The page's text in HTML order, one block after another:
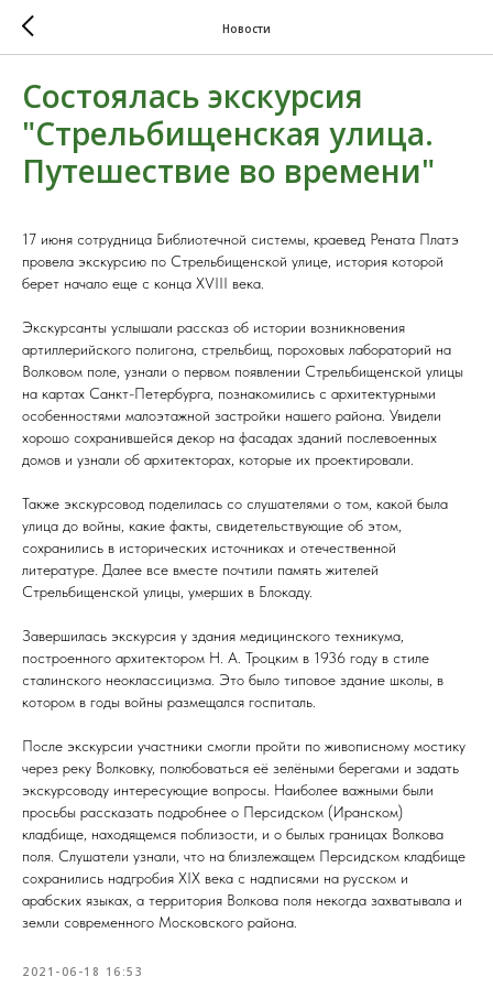
Новости
Состоялась экскурсия
"Стрельбищенская улица.
Путешествие во времени"
17 июня сотрудница Библиотечной системы, краевед Рената Платэ
провела экскурсию по Стрельбищенской улице, история которой
берет начало еще с конца XVIII века.
Экскурсанты услышали рассказ об истории возникновения
артиллерийского полигона, стрельбищ, пороховых лабораторий на
Волковом поле, узнали о первом появлении Стрельбищенской улицы
на картах Санкт-Петербурга, познакомились с архитектурными
особенностями малоэтажной застройки нашего района. Увидели
хорошо сохранившейся декор на фасадах зданий послевоенных
домов и узнали об архитекторах, которые их проектировали.
Также экскурсовод поделилась со слушателями о том, какой была
улица до войны, какие факты, свидетельствующие об этом,
сохранились в исторических источниках и отечественной
литературе. Далее все вместе почтили память жителей
Стрельбищенской улицы, умерших в Блокаду.
Завершилась экскурсия у здания медицинского техникума,
построенного архитектором Н. А. Троцким в 1936 году в стиле
сталинского неоклассицизма. Это было типовое здание школы, в
котором в годы войны размещался госпиталь.
После экскурсии участники смогли пройти по живописному мостику
через реку Волковку, полюбоваться её зелёными берегами и задать
экскурсоводу интересующие вопросы. Наиболее важными были
просьбы рассказать подробнее о Персидском (Иранском)
кладбище, находящемся поблизости, и о былых границах Волкова
поля. Слушатели узнали, что на близлежащем Персидском кладбище
сохранились надгробия XIX века с надписями на русском и
арабских языках, а территория Волкова поля некогда захватывала и
земли современного Московского района.
2021-06-18 16:53